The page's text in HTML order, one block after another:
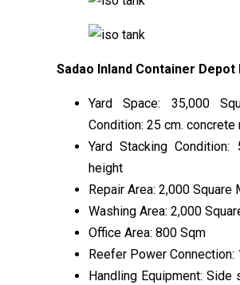
Sadao Inland Container Depot
Yard Space: 35,000
Condition: 25 cm.
Yard Stacking
height
Repair Area: 2,000 Square
Washing Area: 2,000
Office Area: 800 Sqm
Reefer Power Connection:
Handling Equipment: